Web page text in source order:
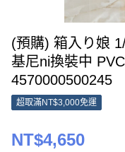
(預購) 箱入り娘
基尼ni換裝中
4570000500245
超取滿NT$3,000免運
NT$4,650